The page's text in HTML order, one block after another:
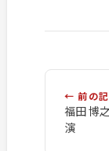
← 前の
福田 博
演